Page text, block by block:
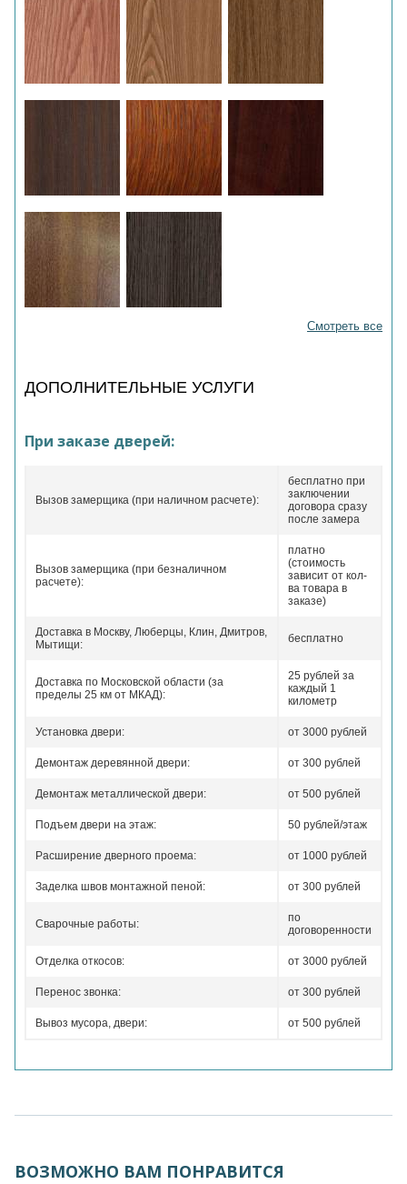
Смотреть все
ДОПОЛНИТЕЛЬНЫЕ УСЛУГИ
При заказе дверей:
Вызов замерщика (при наличном расчете):
бесплатно при
заключении
договора сразу
после замера
Вызов замерщика (при безналичном
расчете):
платно
(стоимость
зависит от кол-
ва товара в
заказе)
Доставка в Москву, Люберцы, Клин, Дмитров,
Мытищи:
бесплатно
Доставка по Московской области (за
пределы 25 км от МКАД):
25 рублей за
каждый 1
километр
Установка двери: от 3000 рублей
Демонтаж деревянной двери: от 300 рублей
Демонтаж металлической двери: от 500 рублей
Подъем двери на этаж: 50 рублей/этаж
Расширение дверного проема: от 1000 рублей
Заделка швов монтажной пеной: от 300 рублей
Сварочные работы:
по
договоренности
Отделка откосов: от 3000 рублей
Перенос звонка: от 300 рублей
Вывоз мусора, двери: от 500 рублей
ВОЗМОЖНО ВАМ ПОНРАВИТСЯ